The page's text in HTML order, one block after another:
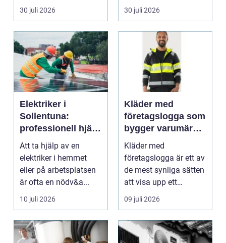
riskutbild...
30 juli 2026
veterinärmedicin. När
blod...
30 juli 2026
Elektriker i
Sollentuna:
professionell hjälp
när du behöver det
Att ta hjälp av en
elektriker i hemmet
eller på arbetsplatsen
är ofta en nödv&a...
10 juli 2026
Kläder med
företagslogga som
bygger varumärke
i vardagen
Kläder med
företagslogga är ett av
de mest synliga sätten
att visa upp ett
varum...
09 juli 2026